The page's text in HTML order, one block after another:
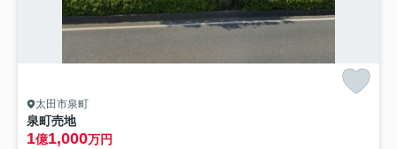
太田市泉町
泉町売地
1億1,000万円